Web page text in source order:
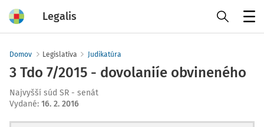
Legalis
Domov Legislatíva Judikatúra
3 Tdo 7/2015 - dovolaniíe obvineného
Najvyšší súd SR - senát
Vydané: 16. 2. 2016